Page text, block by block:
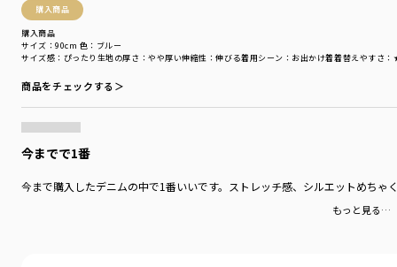
購入商品
購入商品
サイズ感 ：ぴったり 生地の厚さ ：やや厚い伸縮性 ：伸びる着用シーン ：お出かけ着着替えやすさ
サイズ：90cm 色：ブルー
商品をチェックする＞
今までで1番
今まで購入したデニムの中で1番いいです。ストレッチ感、シルエットめちゃ
もっと見る…
伸縮性：あり
ポケット：あり
ブランド ／branshes
シーズン
／アウトレット
性別タイプ
商品番号
／